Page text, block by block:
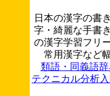
日本の漢字の書
字・綺麗な手書
の漢字学習フリ
常用漢字など
類語・同義語
テクニカル分析